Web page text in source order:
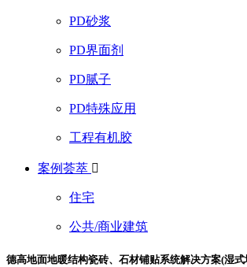
PD砂浆
PD界面剂
PD腻子
PD特殊应用
工程有机胶
案例荟萃 
住宅
公共/商业建筑
德高地面地暖结构瓷砖、石材铺贴系统解决方案(湿式